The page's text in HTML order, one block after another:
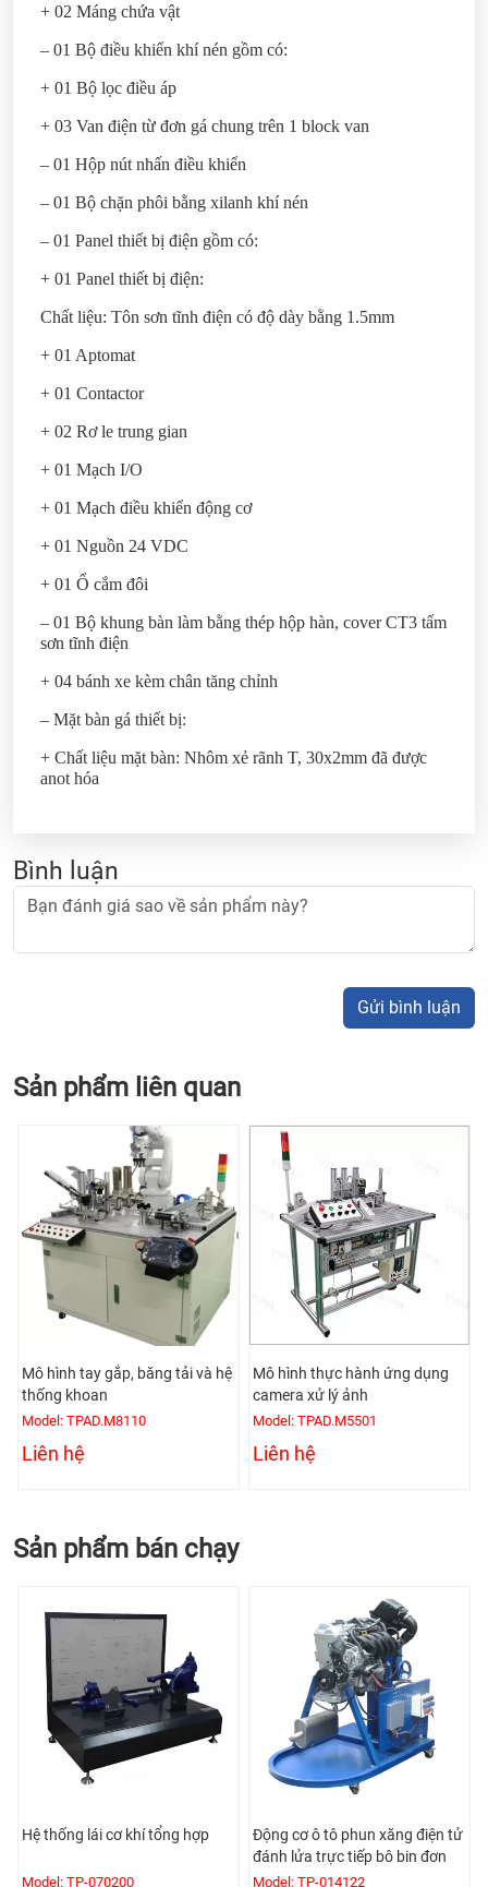
+ 02 Máng chứa vật
– 01 Bộ điều khiển khí nén gồm có:
+ 01 Bộ lọc điều áp
+ 03 Van điện từ đơn gá chung trên 1 block van
– 01 Hộp nút nhấn điều khiển
– 01 Bộ chặn phôi bằng xilanh khí nén
– 01 Panel thiết bị điện gồm có:
+ 01 Panel thiết bị điện:
Chất liệu: Tôn sơn tĩnh điện có độ dày bằng 1.5mm
+ 01 Aptomat
+ 01 Contactor
+ 02 Rơ le trung gian
+ 01 Mạch I/O
+ 01 Mạch điều khiển động cơ
+ 01 Nguồn 24 VDC
+ 01 Ổ cắm đôi
– 01 Bộ khung bàn làm bằng thép hộp hàn, cover CT3 tấm
sơn tĩnh điện
+ 04 bánh xe kèm chân tăng chỉnh
– Mặt bàn gá thiết bị:
+ Chất liệu mặt bàn: Nhôm xẻ rãnh T, 30x2mm đã được
anot hóa
Bình luận
Gửi bình luận
Sản phẩm liên quan
Mô hình tay gắp, băng tải và hệ
thống khoan
Model: TPAD.M8110
Liên hệ
Mô hình thực hành ứng dụng
camera xử lý ảnh
Model: TPAD.M5501
Liên hệ
Sản phẩm bán chạy
Hệ thống lái cơ khí tổng hợp
Model: TP-070200
Động cơ ô tô phun xăng điện tử
đánh lửa trực tiếp bô bin đơn
Model: TP-014122